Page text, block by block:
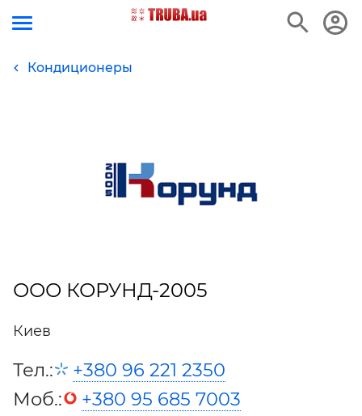
Кондиционеры
ООО КОРУНД-2005
Киев
Тел.:
+380 96 221 2350
Моб.:
+380 95 685 7003